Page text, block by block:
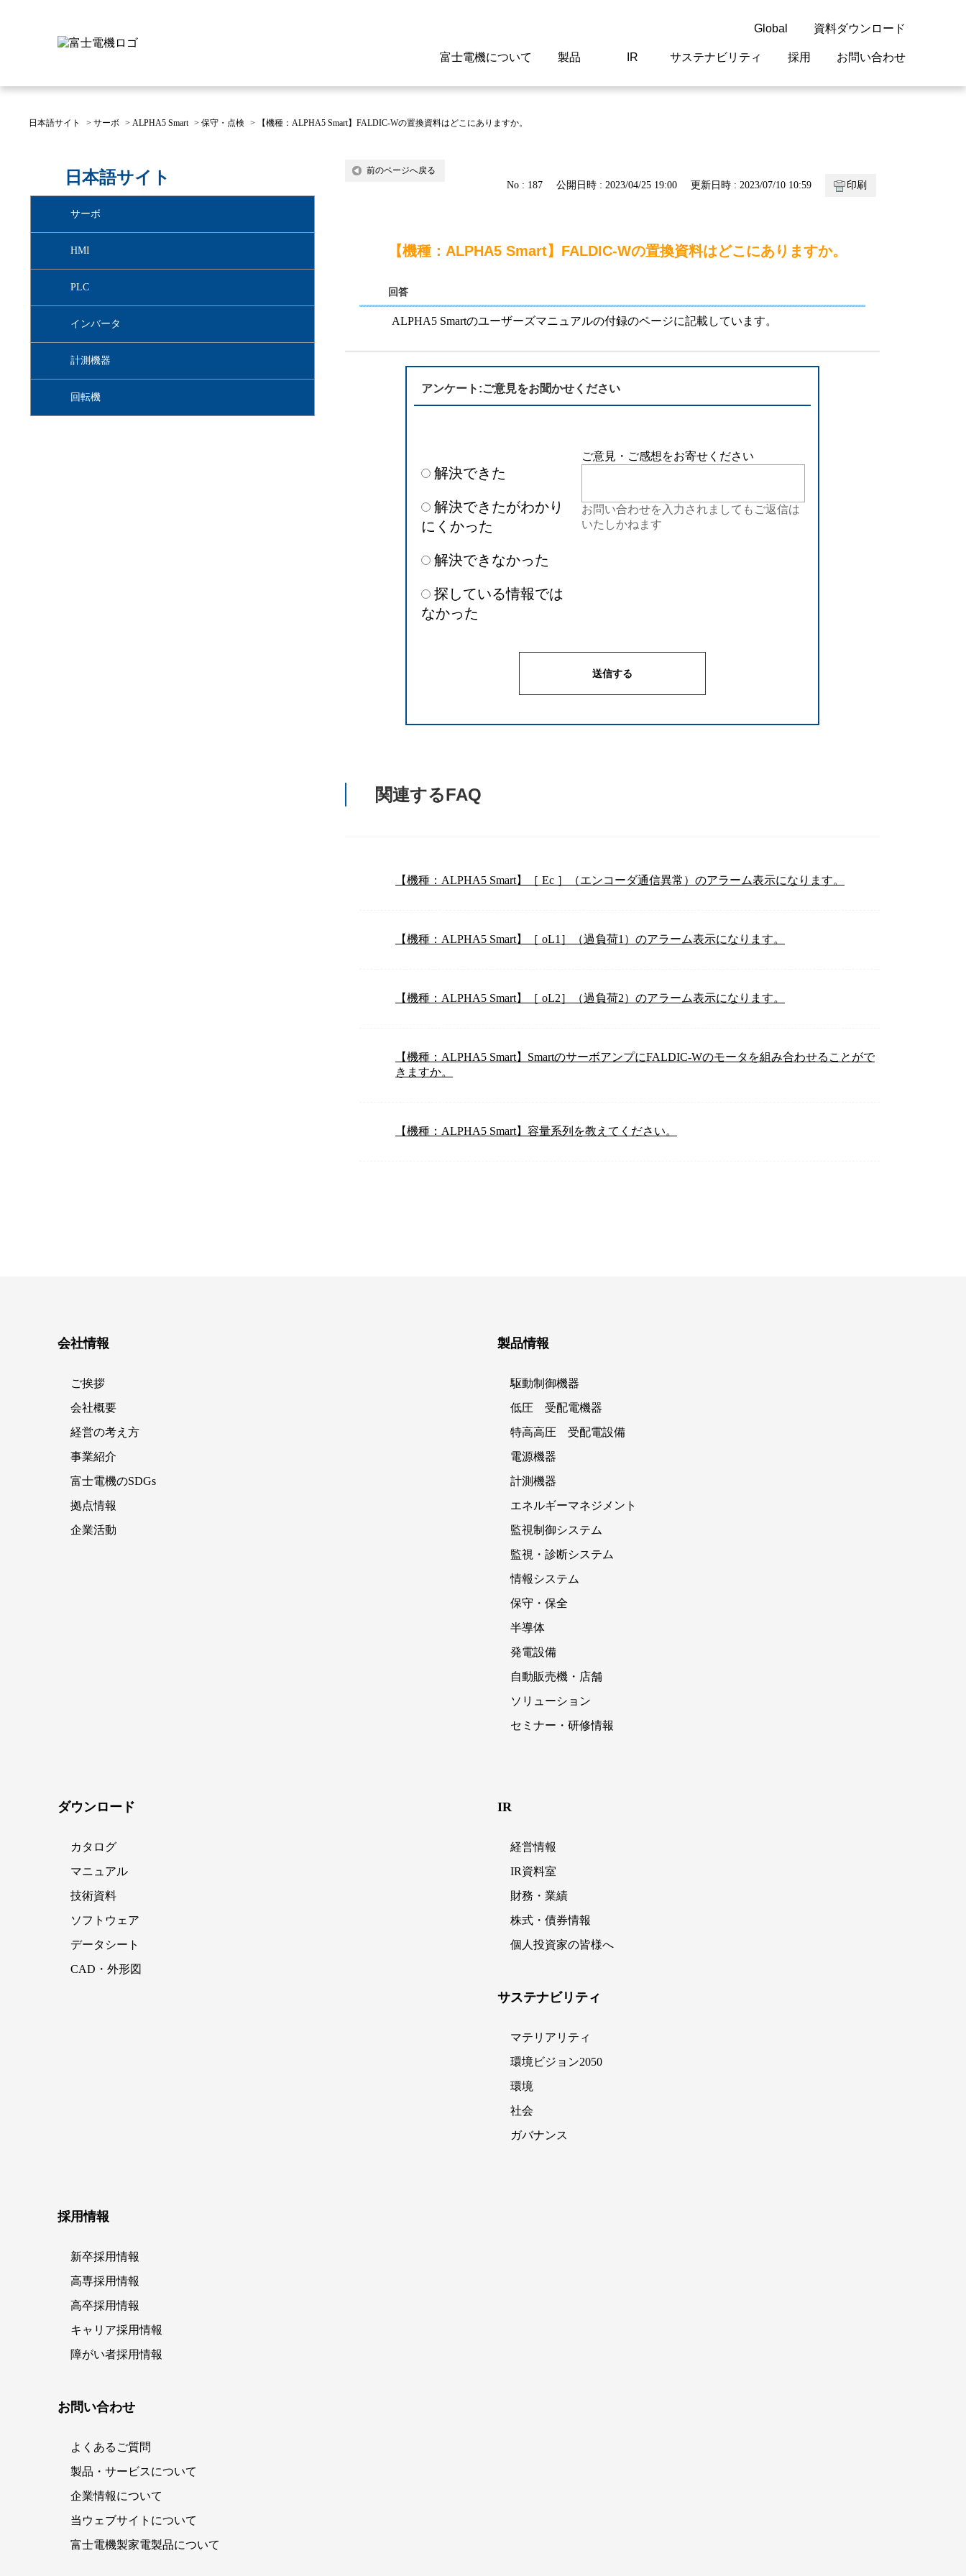
Global
閉じる
資料ダウンロード
富士電機について
富士電機についてのトップ
へ
ご挨拶
製品
駆動制御機器
情報システム 保守・保全
自動販売機・店舗 ソリューション
セミナー・研修情報
IR
株主・投資家情報のトップ
へ
経営情報
サステナビリティ
サステナビリティのトップ
へ
マテリアリティ
採用
新卒採用情報
お問い合わせ
よくあるご質問
日本語サイト > サーボ > ALPHA5 Smart > 保守・点検 > 【機種：ALPHA5 Smart】FALDIC-Wの置換資料はどこにありますか。
日本語サイト
サーボ
HMI
PLC
インバータ
計測機器
回転機
前のページへ戻る
No : 187 公開日時 : 2023/04/25 19:00 更新日時 : 2023/07/10 10:59 印刷
【機種：ALPHA5 Smart】FALDIC-Wの置換資料はどこにありますか。
回答
ALPHA5 Smartのユーザーズマニュアルの付録のページに記載しています。
アンケート:ご意見をお聞かせください
解決できた
解決できたがわかり
にくかった
解決できなかった
探している情報では
なかった
ご意見・ご感想をお寄せください
お問い合わせを入力されましてもご返信は
いたしかねます
関連するFAQ
【機種：ALPHA5 Smart】［ Ec ］（エンコーダ通信異常）のアラーム表示になります。
【機種：ALPHA5 Smart】［ oL1］（過負荷1）のアラーム表示になります。
【機種：ALPHA5 Smart】［ oL2］（過負荷2）のアラーム表示になります。
【機種：ALPHA5 Smart】SmartのサーボアンプにFALDIC-Wのモータを組み合わせることがで
きますか。
【機種：ALPHA5 Smart】容量系列を教えてください。
会社情報
ご挨拶
会社概要
経営の考え方
事業紹介
富士電機のSDGs
拠点情報
企業活動
製品情報
駆動制御機器
低圧 受配電機器
特高高圧 受配電設備
電源機器
計測機器
エネルギーマネジメント
監視制御システム
監視・診断システム
情報システム
保守・保全
半導体
発電設備
自動販売機・店舗
ソリューション
セミナー・研修情報
ダウンロード
カタログ
マニュアル
技術資料
ソフトウェア
データシート
CAD・外形図
IR
経営情報
IR資料室
財務・業績
株式・債券情報
個人投資家の皆様へ
サステナビリティ
マテリアリティ
環境ビジョン2050
環境
社会
ガバナンス
採用情報
新卒採用情報
高専採用情報
高卒採用情報
キャリア採用情報
障がい者採用情報
お問い合わせ
よくあるご質問
製品・サービスについて
企業情報について
当ウェブサイトについて
富士電機製家電製品について